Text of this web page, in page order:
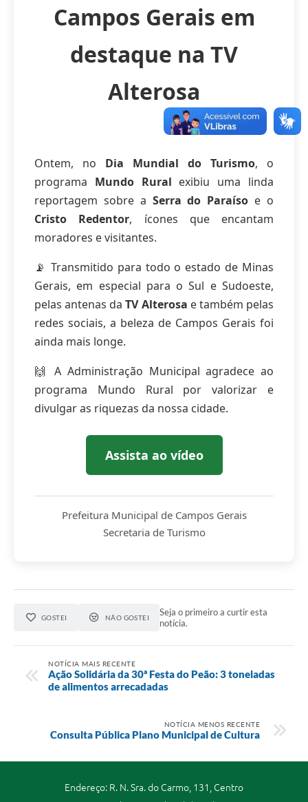
Campos Gerais em
destaque na TV
Alterosa
Ontem, no Dia Mundial do Turismo, o
programa Mundo Rural exibiu uma linda
reportagem sobre a Serra do Paraíso e o
Cristo Redentor, ícones que encantam
moradores e visitantes.
📡 Transmitido para todo o estado de Minas
Gerais, em especial para o Sul e Sudoeste,
pelas antenas daTV Alterosa e também pelas
redes sociais, a beleza de Campos Gerais foi
ainda mais longe.
🙌 A Administração Municipal agradece ao
programa Mundo Rural por valorizar e
divulgar as riquezas da nossa cidade.
Assista ao vídeo
Prefeitura Municipal de Campos Gerais
Secretaria de Turismo
GOSTEI NÃO GOSTEI
Seja o primeiro a curtir esta
notícia.
NOTÍCIA MAIS RECENTE
Ação Solidária da 30ª Festa do Peão: 3 toneladas
de alimentos arrecadadas
NOTÍCIA MENOS RECENTE
Consulta Pública Plano Municipal de Cultura
Endereço: R. N. Sra. do Carmo, 131, Centro